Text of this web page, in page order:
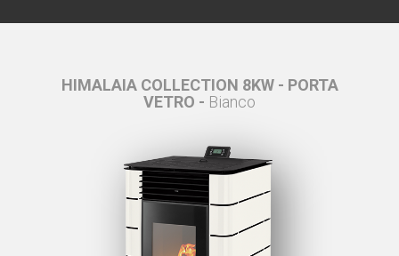
HIMALAIA COLLECTION 8KW - PORTA
VETRO - Bianco